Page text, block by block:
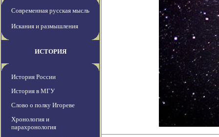
Современная русская мысль
Искания и размышления
ИСТОРИЯ
История России
История в МГУ
Слово о полку Игореве
Хронология и
парахронология